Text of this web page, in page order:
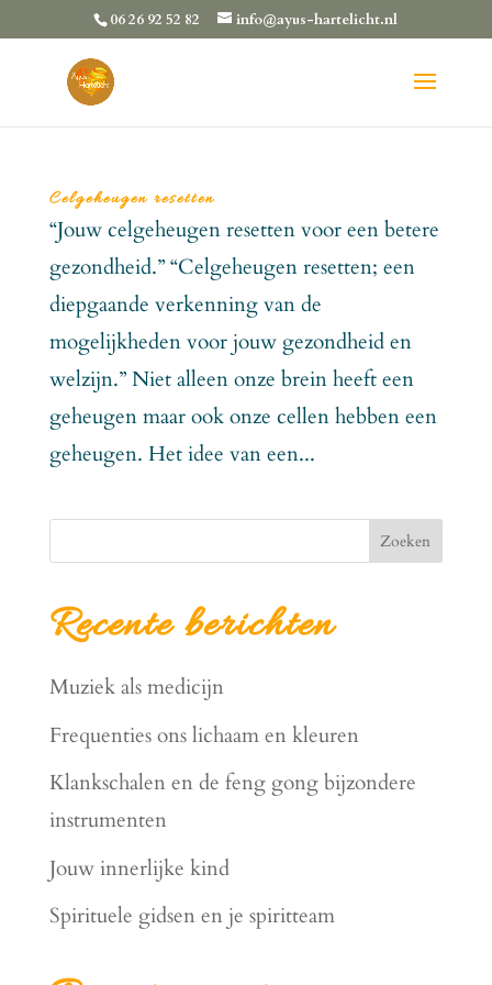
06 26 92 52 82 info@ayus-hartelicht.nl
Celgeheugen resetten
“Jouw celgeheugen resetten voor een betere
gezondheid.” “Celgeheugen resetten; een
diepgaande verkenning van de
mogelijkheden voor jouw gezondheid en
welzijn.” Niet alleen onze brein heeft een
geheugen maar ook onze cellen hebben een
geheugen. Het idee van een...
Zoeken
Recente berichten
Muziek als medicijn
Frequenties ons lichaam en kleuren
Klankschalen en de feng gong bijzondere
instrumenten
Jouw innerlijke kind
Spirituele gidsen en je spiritteam